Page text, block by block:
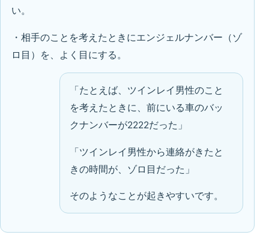
い。
・相手のことを考えたときにエンジェルナンバー（ゾ
ロ目）を、よく目にする。
「たとえば、ツインレイ男性のこと
を考えたときに、前にいる車のバッ
クナンバーが2222だった」
「ツインレイ男性から連絡がきたと
きの時間が、ゾロ目だった」
そのようなことが起きやすいです。